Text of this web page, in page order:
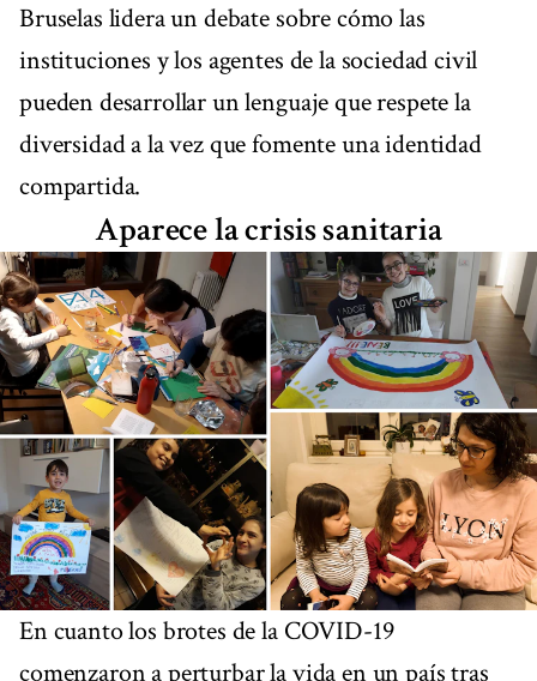
Bruselas lidera un debate sobre cómo las
instituciones y los agentes de la sociedad civil
pueden desarrollar un lenguaje que respete la
diversidad a la vez que fomente una identidad
compartida.
Aparece la crisis sanitaria
En cuanto los brotes de la COVID-19
comenzaron a perturbar la vida en un país tras